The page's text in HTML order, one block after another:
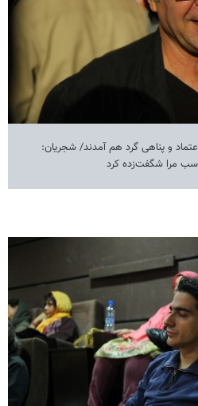
و پناهی گرد هم آمدند/ شجریان:
مرا شگفت‌زده کرد